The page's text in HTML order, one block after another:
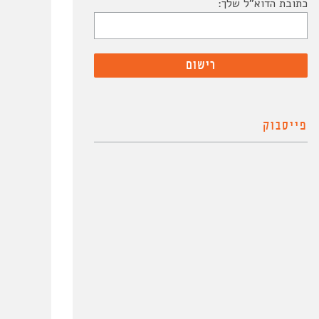
כתובת הדוא"ל שלך:
פייסבוק